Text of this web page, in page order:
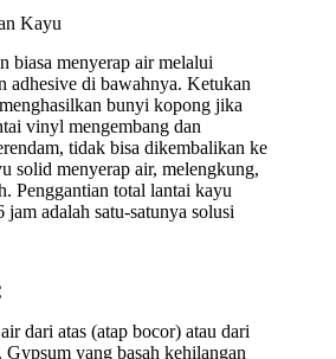
Kayu
biasa menyerap air melalui
adhesive di bawahnya. Ketukan
bunyi kopong jika
vinyl mengembang dan
tidak bisa dikembalikan ke
solid menyerap air, melengkung,
Penggantian total lantai kayu
adalah satu-satunya solusi
dari atas (atap bocor) atau dari
yang basah kehilangan